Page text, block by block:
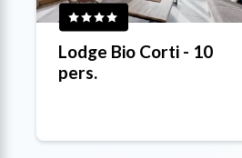
Lodge Bio Corti - 10
pers.